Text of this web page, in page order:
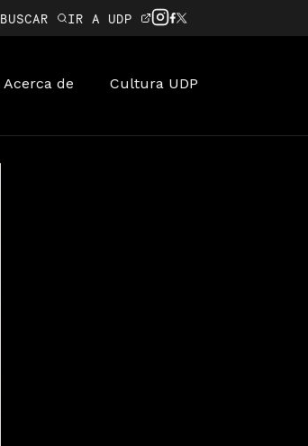
BUSCAR IR A UDP
Acerca de Cultura UDP